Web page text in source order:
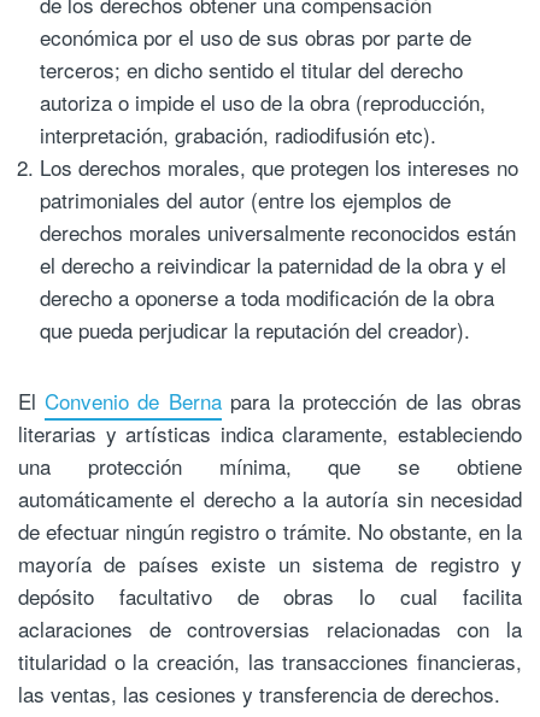
económica por el uso de sus obras por parte de
terceros; en dicho sentido el titular del derecho
autoriza o impide el uso de la obra (reproducción,
interpretación, grabación, radiodifusión etc).
Los derechos morales, que protegen los intereses no
patrimoniales del autor (entre los ejemplos de
derechos morales universalmente reconocidos están
el derecho a reivindicar la paternidad de la obra y el
derecho a oponerse a toda modificación de la obra
que pueda perjudicar la reputación del creador).
ElConvenio de Bernapara la protección de las obras
literarias y artísticas indica claramente, estableciendo
una protección mínima, que se obtiene
automáticamente el derecho a la autoría sin necesidad
de efectuar ningún registro o trámite. No obstante, en la
mayoría de países existe un sistema de registro y
depósito facultativo de obras lo cual facilita
aclaraciones de controversias relacionadas con la
titularidad o la creación, las transacciones financieras,
las ventas, las cesiones y transferencia de derechos.